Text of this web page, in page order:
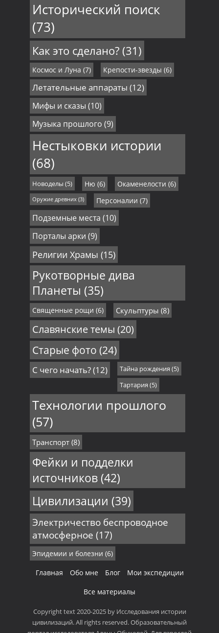
Исторический поиск
(73)
Как это сделано?(31)
Космос и Луна (7) Крепости-звезды (6)
Летательные аппараты (12)
Мифы и сказы (10)
Музыка прошлого (9)
Нестыковки истории
(68)
Новоделы (5) Ню (6) Окаменелости (6)
Оружие древних(3) Персоналии (7)
Подземные места (10)
Порталы арки (9)
Религии Храмы (15)
Рукотворные дива
Планеты (35)
Священные рощи (6) Скульптуры (8)
Славянские темы (20)
Старые фото (24)
С чего начать?(12) Тайна рождения (5)
Тартария (5)
Технологии прошлого
(57)
Транспорт(8)
Фейки и подделки
источников(42)
Цивилизации (39)
Электричество беспроводное
атмосферное (17)
Эпидемии и болезни (6)
Главная Обо мне Блог Мои экспедиции
Все материалы
Copyright text 2020-2025 by Исследования истории
цивилизаций. All rights reserved. Образовательный